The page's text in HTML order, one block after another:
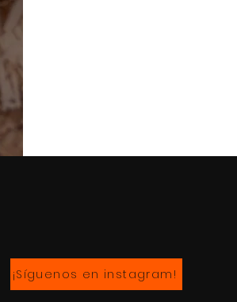
¡Síguenos en instagram!